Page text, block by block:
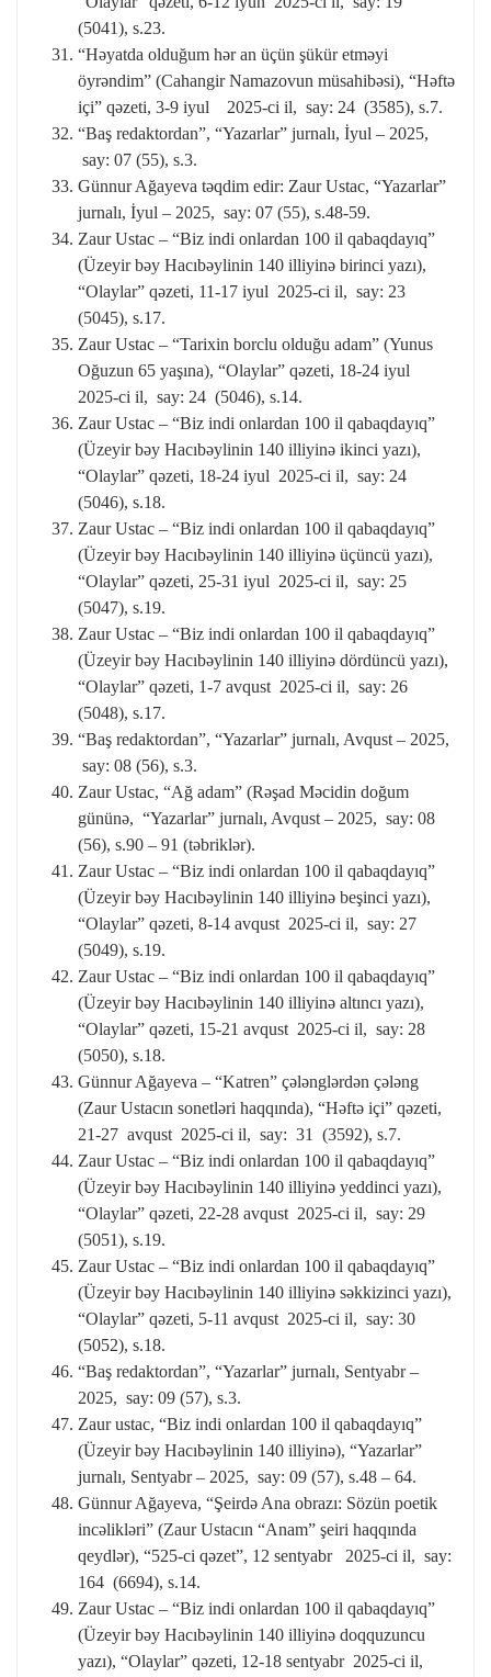
(5041), s.23.
“Həyatda olduğum hər an üçün şükür etməyi
öyrəndim” (Cahangir Namazovun müsahibəsi), “Həftə
içi” qəzeti, 3-9 iyul 2025-ci il, say: 24 (3585), s.7.
“Baş redaktordan”, “Yazarlar” jurnalı, İyul – 2025,
say: 07 (55), s.3.
Günnur Ağayeva təqdim edir: Zaur Ustac, “Yazarlar”
jurnalı, İyul – 2025, say: 07 (55), s.48-59.
Zaur Ustac – “Biz indi onlardan 100 il qabaqdayıq”
(Üzeyir bəy Hacıbəylinin 140 illiyinə birinci yazı),
“Olaylar” qəzeti, 11-17 iyul 2025-ci il, say: 23
(5045), s.17.
Zaur Ustac – “Tarixin borclu olduğu adam” (Yunus
Oğuzun 65 yaşına), “Olaylar” qəzeti, 18-24 iyul
2025-ci il, say: 24 (5046), s.14.
Zaur Ustac – “Biz indi onlardan 100 il qabaqdayıq”
(Üzeyir bəy Hacıbəylinin 140 illiyinə ikinci yazı),
“Olaylar” qəzeti, 18-24 iyul 2025-ci il, say: 24
(5046), s.18.
Zaur Ustac – “Biz indi onlardan 100 il qabaqdayıq”
(Üzeyir bəy Hacıbəylinin 140 illiyinə üçüncü yazı),
“Olaylar” qəzeti, 25-31 iyul 2025-ci il, say: 25
(5047), s.19.
Zaur Ustac – “Biz indi onlardan 100 il qabaqdayıq”
(Üzeyir bəy Hacıbəylinin 140 illiyinə dördüncü yazı),
“Olaylar” qəzeti, 1-7 avqust 2025-ci il, say: 26
(5048), s.17.
“Baş redaktordan”, “Yazarlar” jurnalı, Avqust – 2025,
say: 08 (56), s.3.
Zaur Ustac, “Ağ adam” (Rəşad Məcidin doğum
gününə, “Yazarlar” jurnalı, Avqust – 2025, say: 08
(56), s.90 – 91 (təbriklər).
Zaur Ustac – “Biz indi onlardan 100 il qabaqdayıq”
(Üzeyir bəy Hacıbəylinin 140 illiyinə beşinci yazı),
“Olaylar” qəzeti, 8-14 avqust 2025-ci il, say: 27
(5049), s.19.
Zaur Ustac – “Biz indi onlardan 100 il qabaqdayıq”
(Üzeyir bəy Hacıbəylinin 140 illiyinə altıncı yazı),
“Olaylar” qəzeti, 15-21 avqust 2025-ci il, say: 28
(5050), s.18.
Günnur Ağayeva – “Katren” çələnglərdən çələng
(Zaur Ustacın sonetləri haqqında), “Həftə içi” qəzeti,
21-27 avqust 2025-ci il, say: 31 (3592), s.7.
Zaur Ustac – “Biz indi onlardan 100 il qabaqdayıq”
(Üzeyir bəy Hacıbəylinin 140 illiyinə yeddinci yazı),
“Olaylar” qəzeti, 22-28 avqust 2025-ci il, say: 29
(5051), s.19.
Zaur Ustac – “Biz indi onlardan 100 il qabaqdayıq”
(Üzeyir bəy Hacıbəylinin 140 illiyinə səkkizinci yazı),
“Olaylar” qəzeti, 5-11 avqust 2025-ci il, say: 30
(5052), s.18.
“Baş redaktordan”, “Yazarlar” jurnalı, Sentyabr –
2025, say: 09 (57), s.3.
Zaur ustac, “Biz indi onlardan 100 il qabaqdayıq”
(Üzeyir bəy Hacıbəylinin 140 illiyinə), “Yazarlar”
jurnalı, Sentyabr – 2025, say: 09 (57), s.48 – 64.
Günnur Ağayeva, “Şeirdə Ana obrazı: Sözün poetik
incəlikləri” (Zaur Ustacın “Anam” şeiri haqqında
qeydlər), “525-ci qəzet”, 12 sentyabr 2025-ci il, say:
164 (6694), s.14.
Zaur Ustac – “Biz indi onlardan 100 il qabaqdayıq”
(Üzeyir bəy Hacıbəylinin 140 illiyinə doqquzuncu
yazı), “Olaylar” qəzeti, 12-18 sentyabr 2025-ci il,